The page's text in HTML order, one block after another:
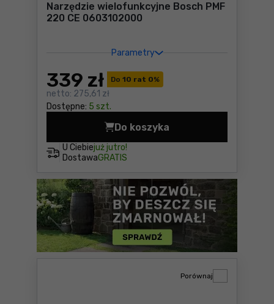
Narzędzie wielofunkcyjne Bosch PMF
220 CE 0603102000
Parametry
Do 10 rat 0%
339 zł
netto: 275,61 zł
Dostępne: 5 szt.
U Ciebiejuż jutro!
DostawaGRATIS
Do koszyka
Narzędzie wielofunkcyjne
Porównaj